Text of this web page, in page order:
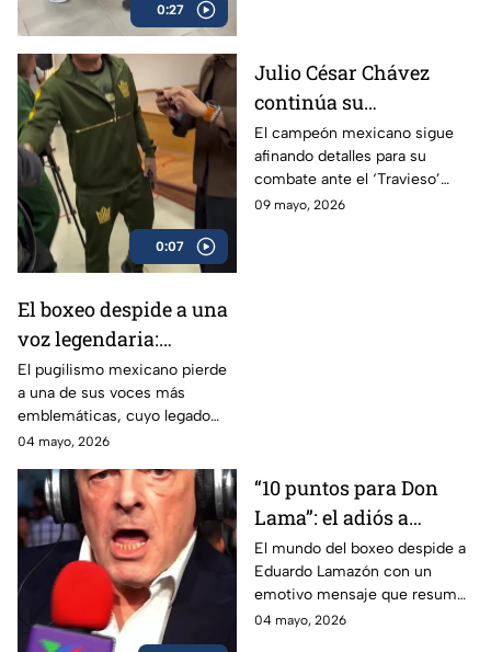
0:27
0:07
Julio César Chávez
continúa su
preparación para
enfrentar al ‘Travieso’
Arce
El campeón mexicano sigue
afinando detalles para su
combate ante el ‘Travieso’
Arce
09 mayo, 2026
El boxeo despide a una
voz legendaria:
Eduardo Lamazón
El pugilismo mexicano pierde
a una de sus voces más
emblemáticas, cuyo legado
marcó a generaciones.
04 mayo, 2026
“10 puntos para Don
Lama”: el adiós a
Eduardo Lamazón
El mundo del boxeo despide a
Eduardo Lamazón con un
emotivo mensaje que resume
su legado imborrable.
04 mayo, 2026